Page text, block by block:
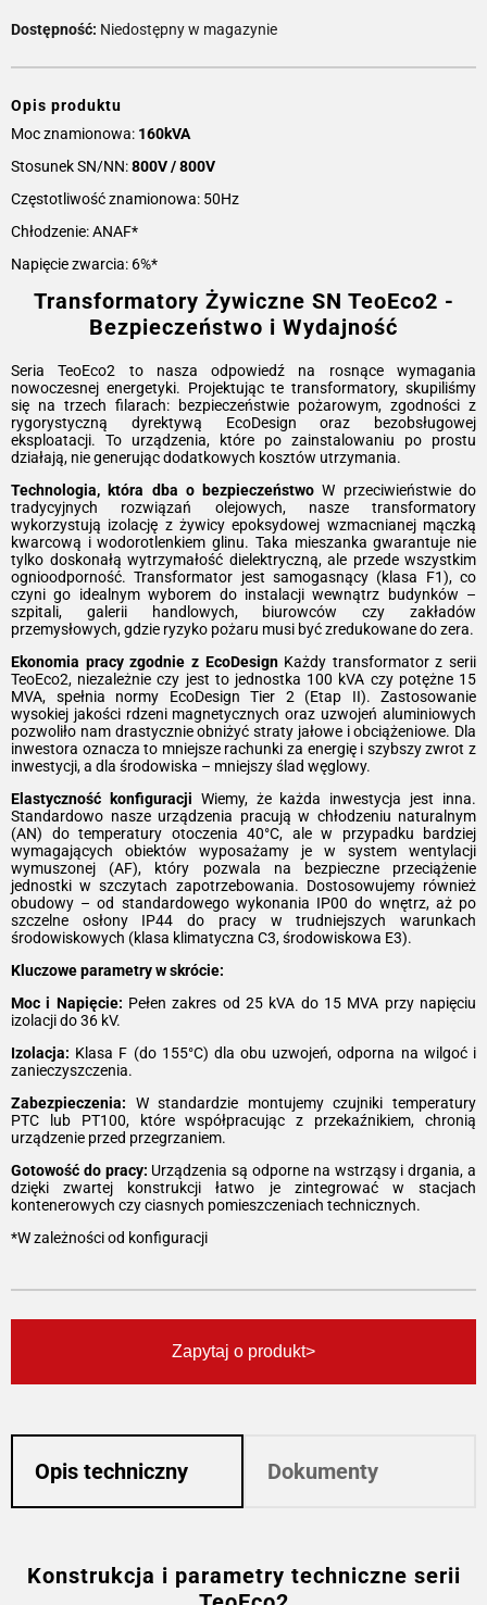
Dostępność: Niedostępny w magazynie
Opis produktu
Moc znamionowa: 160kVA
Stosunek SN/NN:800V / 800V
Częstotliwość znamionowa: 50Hz
Chłodzenie: ANAF*
Napięcie zwarcia: 6%*
Transformatory Żywiczne SN TeoEco2 -
Bezpieczeństwo i Wydajność
Seria TeoEco2 to nasza odpowiedź na rosnące wymagania
nowoczesnej energetyki. Projektując te transformatory, skupiliśmy
się na trzech filarach: bezpieczeństwie pożarowym, zgodności z
rygorystyczną dyrektywą EcoDesign oraz bezobsługowej
eksploatacji. To urządzenia, które po zainstalowaniu po prostu
działają, nie generując dodatkowych kosztów utrzymania.
Technologia, która dba o bezpieczeństwo W przeciwieństwie do
tradycyjnych rozwiązań olejowych, nasze transformatory
wykorzystują izolację z żywicy epoksydowej wzmacnianej mączką
kwarcową i wodorotlenkiem glinu. Taka mieszanka gwarantuje nie
tylko doskonałą wytrzymałość dielektryczną, ale przede wszystkim
ognioodporność. Transformator jest samogasnący (klasa F1), co
czyni go idealnym wyborem do instalacji wewnątrz budynków –
szpitali, galerii handlowych, biurowców czy zakładów
przemysłowych, gdzie ryzyko pożaru musi być zredukowane do zera.
Ekonomia pracy zgodnie z EcoDesignKażdy transformator z serii
TeoEco2, niezależnie czy jest to jednostka 100 kVA czy potężne 15
MVA, spełnia normy EcoDesign Tier 2 (Etap II). Zastosowanie
wysokiej jakości rdzeni magnetycznych oraz uzwojeń aluminiowych
pozwoliło nam drastycznie obniżyć straty jałowe i obciążeniowe. Dla
inwestora oznacza to mniejsze rachunki za energię i szybszy zwrot z
inwestycji, a dla środowiska – mniejszy ślad węglowy.
Elastyczność konfiguracji Wiemy, że każda inwestycja jest inna.
Standardowo nasze urządzenia pracują w chłodzeniu naturalnym
(AN) do temperatury otoczenia 40°C, ale w przypadku bardziej
wymagających obiektów wyposażamy je w system wentylacji
wymuszonej (AF), który pozwala na bezpieczne przeciążenie
jednostki w szczytach zapotrzebowania. Dostosowujemy również
obudowy – od standardowego wykonania IP00 do wnętrz, aż po
szczelne osłony IP44 do pracy w trudniejszych warunkach
środowiskowych (klasa klimatyczna C3, środowiskowa E3).
Kluczowe parametry w skrócie:
Moc i Napięcie: Pełen zakres od 25 kVA do 15 MVA przy napięciu
izolacji do 36 kV.
Izolacja: Klasa F (do 155°C) dla obu uzwojeń, odporna na wilgoć i
zanieczyszczenia.
Zabezpieczenia: W standardzie montujemy czujniki temperatury
PTC lub PT100, które współpracując z przekaźnikiem, chronią
urządzenie przed przegrzaniem.
Gotowość do pracy: Urządzenia są odporne na wstrząsy i drgania, a
dzięki zwartej konstrukcji łatwo je zintegrować w stacjach
kontenerowych czy ciasnych pomieszczeniach technicznych.
*W zależności od konfiguracji
Zapytaj o produkt
Opis techniczny Dokumenty
Konstrukcja i parametry techniczne serii